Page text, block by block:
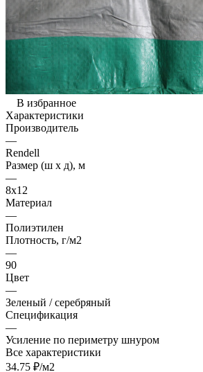
В избранное
Характеристики
Производитель
—
Rendell
Размер (ш х д), м
—
8х12
Материал
—
Полиэтилен
Плотность, г/м2
—
90
Цвет
—
Зеленый / серебряный
Спецификация
—
Усиление по периметру шнуром
Все характеристики
34.75 ₽/м2